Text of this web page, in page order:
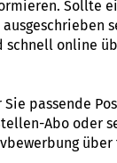
Sollte
schnell online
passende
Abo oder
über